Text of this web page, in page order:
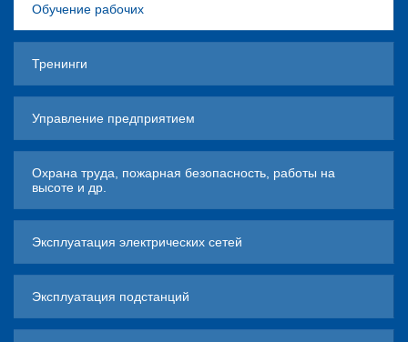
Обучение рабочих
Тренинги
Управление предприятием
Охрана труда, пожарная безопасность, работы на
высоте и др.
Эксплуатация электрических сетей
Эксплуатация подстанций